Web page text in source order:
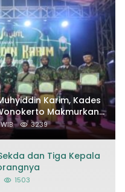
Karim, Kades
Makmurkan
3239
dan Tiga Kepala
1503